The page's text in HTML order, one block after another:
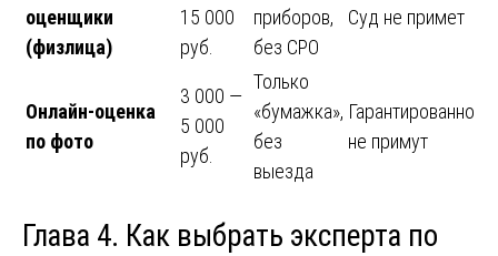
оценщики
(физлица)
15 000
руб.
приборов,
без СРО
Суд не примет
Онлайн-оценка
по фото
3 000 —
5 000
руб.
Только
«бумажка»,
без
выезда
Гарантированно
не примут
Глава 4. Как выбрать эксперта по